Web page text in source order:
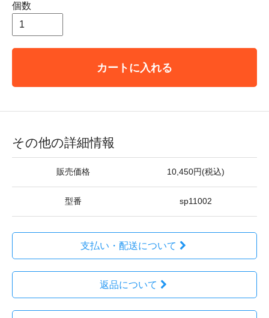
個数
カートに入れる
その他の詳細情報
販売価格 10,450円(税込)
型番 sp11002
支払い・配送について
返品について